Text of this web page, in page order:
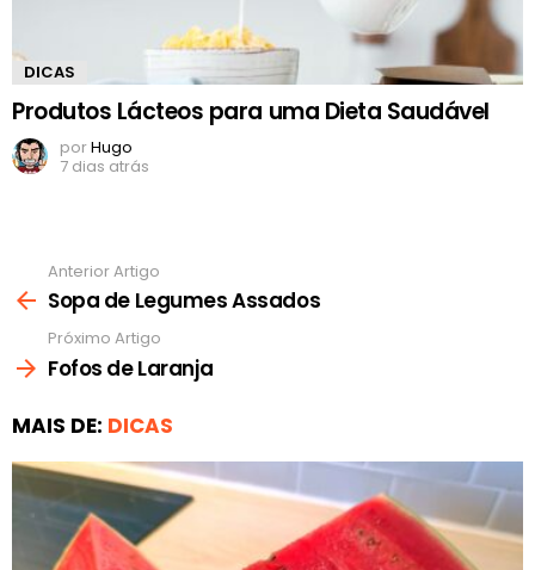
DICAS
Produtos Lácteos para uma Dieta Saudável
porHugo
7 dias atrás
mais
Anterior Artigo
Sopa de Legumes Assados
Próximo Artigo
Fofos de Laranja
MAIS DE: DICAS